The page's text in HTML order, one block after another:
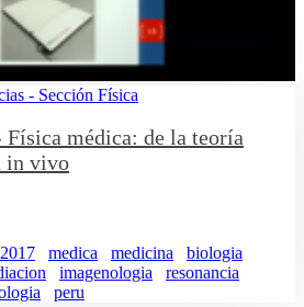
- Sección Física
médica: de la teoría
in vivo
2017 medica medicina
biologia
imagenologia
resonancia
peru